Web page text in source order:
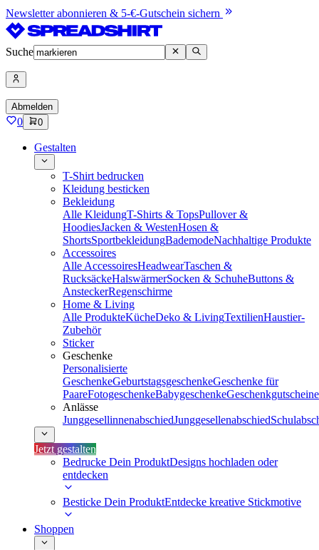
Newsletter abonnieren & 5-€-Gutschein sichern
Suche
Abmelden
0 0
Gestalten
T-Shirt bedrucken
Kleidung besticken
Bekleidung
Alle KleidungT-Shirts & TopsPullover &
HoodiesJacken & WestenHosen &
ShortsSportbekleidungBademodeNachhaltige Produkte
Accessoires
Alle AccessoiresHeadwearTaschen &
RucksäckeHalswärmerSocken & SchuheButtons &
AnsteckerRegenschirme
Home & Living
Alle ProdukteKücheDeko & LivingTextilienHaustier-
Zubehör
Sticker
Geschenke
Personalisierte
GeschenkeGeburtstagsgeschenkeGeschenke für
PaareFotogeschenkeBabygeschenkeGeschenkgutscheine
Anlässe
JunggesellinnenabschiedJunggesellenabschied
Jetzt gestalten
Bedrucke Dein ProduktDesigns hochladen oder
entdecken
Besticke Dein ProduktEntdecke kreative Stickmotive
Shoppen